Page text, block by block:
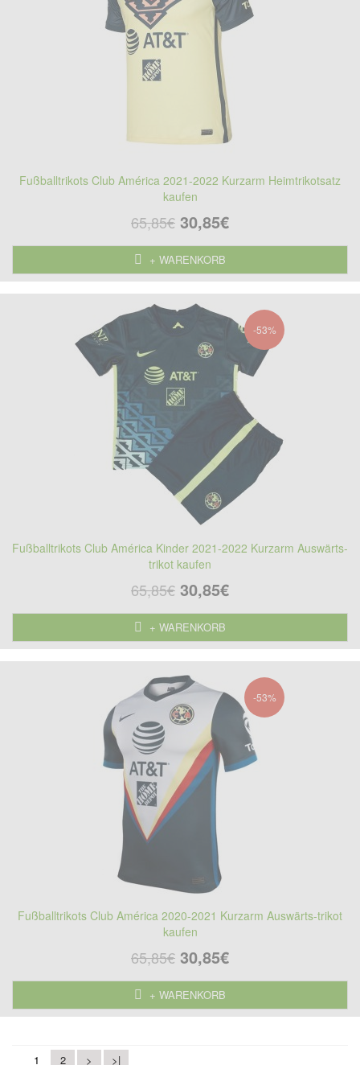
Fußballtrikots Club América 2021-2022 Kurzarm Heimtrikotsatz
kaufen
65,85€ 30,85€
+ WARENKORB
-53%
Fußballtrikots Club América Kinder 2021-2022 Kurzarm Auswärts-
trikot kaufen
65,85€ 30,85€
+ WARENKORB
-53%
Fußballtrikots Club América 2020-2021 Kurzarm Auswärts-trikot
kaufen
65,85€ 30,85€
+ WARENKORB
1 2 > >|